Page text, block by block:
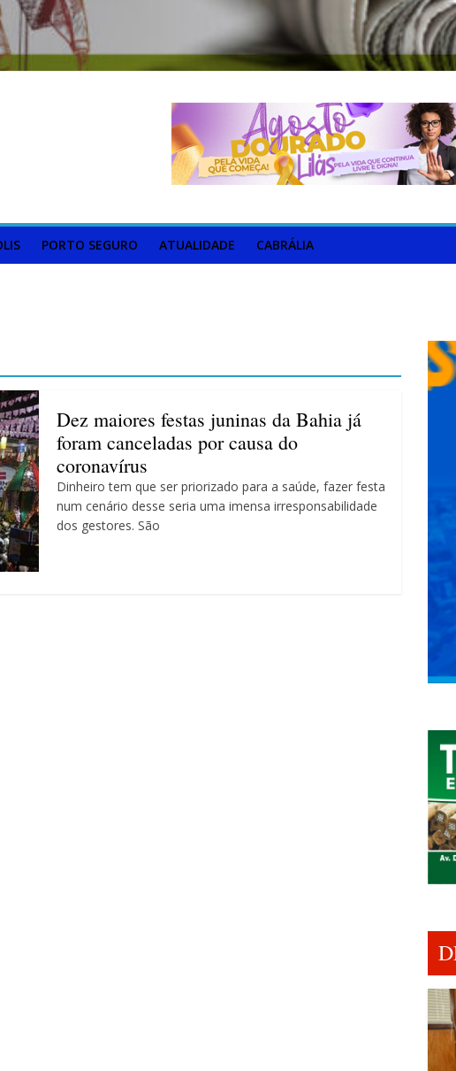
PORTO SEGURO ATUALIDADE CABRÁLIA
Dez maiores festas juninas da Bahia já
foram canceladas por causa do
coronavírus
Dinheiro tem que ser priorizado para a saúde, fazer festa
num cenário desse seria uma imensa irresponsabilidade
dos gestores. São